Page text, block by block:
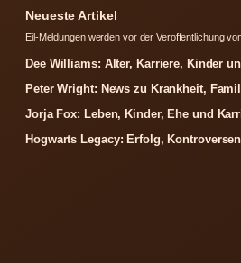
Neueste Artikel
Eil-Meldungen werden vor der Veroffentlichung
Dee Williams: Alter, Karriere, Kinder
Peter Wright: News zu Krankheit,
Jorja Fox: Leben, Kinder, Ehe und
Hogwarts Legacy: Erfolg,